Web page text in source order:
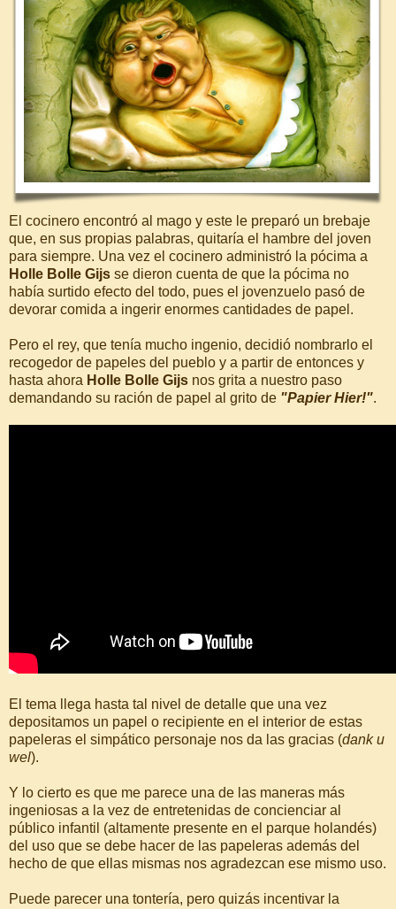
El cocinero encontró al mago y este le preparó un brebaje
que, en sus propias palabras, quitaría el hambre del joven
para siempre. Una vez el cocinero administró la pócima a
Holle Bolle Gijs se dieron cuenta de que la pócima no
había surtido efecto del todo, pues el jovenzuelo pasó de
devorar comida a ingerir enormes cantidades de papel.
Pero el rey, que tenía mucho ingenio, decidió nombrarlo el
recogedor de papeles del pueblo y a partir de entonces y
hasta ahora Holle Bolle Gijs nos grita a nuestro paso
demandando su ración de papel al grito de "Papier Hier!".
El tema llega hasta tal nivel de detalle que una vez
depositamos un papel o recipiente en el interior de estas
papeleras el simpático personaje nos da las gracias (dank u
wel).
Y lo cierto es que me parece una de las maneras más
ingeniosas a la vez de entretenidas de concienciar al
público infantil (altamente presente en el parque holandés)
del uso que se debe hacer de las papeleras además del
hecho de que ellas mismas nos agradezcan ese mismo uso.
Puede parecer una tontería, pero quizás incentivar la